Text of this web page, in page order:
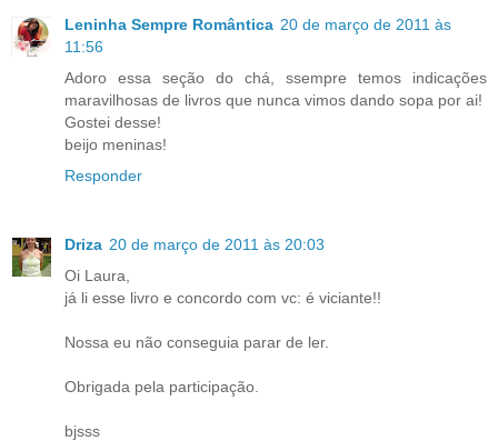
Leninha Sempre Romântica 20 de março de 2011 às
11:56
Adoro essa seção do chá, ssempre temos indicações
maravilhosas de livros que nunca vimos dando sopa por ai!
Gostei desse!
beijo meninas!
Responder
Driza 20 de março de 2011 às 20:03
Oi Laura,
já li esse livro e concordo com vc: é viciante!!
Nossa eu não conseguia parar de ler.
Obrigada pela participação.
bjsss